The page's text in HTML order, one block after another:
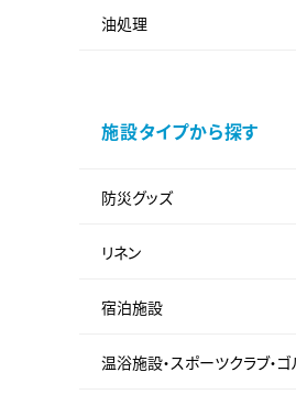
油処理
施設タイプから探す
防災グッズ
リネン
宿泊施設
温浴施設・スポーツクラブ・